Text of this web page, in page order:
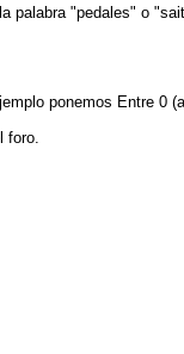
palabra "pedales" o
ponemos Entre 0
foro.